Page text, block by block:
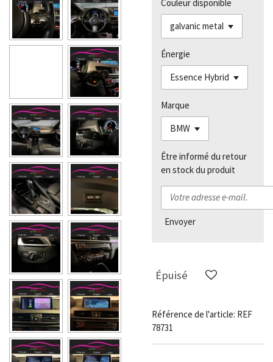
Couleur disponible
Énergie
Marque
Être informé du retour
en stock du produit
Envoyer
Épuisé
Référence de l'article: REF
78731